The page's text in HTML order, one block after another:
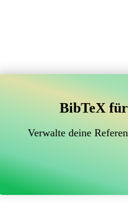
BibTeX
Verwalte deine